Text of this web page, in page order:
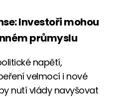
Investoři mohou
průmyslu
napětí,
velmocí i nové
nutí vlády navyšovat